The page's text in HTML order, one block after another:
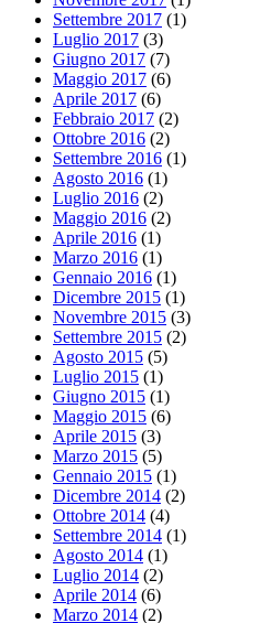
Settembre 2017 (1)
Luglio 2017 (3)
Giugno 2017 (7)
Maggio 2017 (6)
Aprile 2017 (6)
Febbraio 2017 (2)
Ottobre 2016 (2)
Settembre 2016 (1)
Agosto 2016 (1)
Luglio 2016 (2)
Maggio 2016 (2)
Aprile 2016 (1)
Marzo 2016 (1)
Gennaio 2016 (1)
Dicembre 2015 (1)
Novembre 2015 (3)
Settembre 2015 (2)
Agosto 2015 (5)
Luglio 2015 (1)
Giugno 2015 (1)
Maggio 2015 (6)
Aprile 2015 (3)
Marzo 2015 (5)
Gennaio 2015 (1)
Dicembre 2014 (2)
Ottobre 2014 (4)
Settembre 2014 (1)
Agosto 2014 (1)
Luglio 2014 (2)
Aprile 2014 (6)
Marzo 2014 (2)